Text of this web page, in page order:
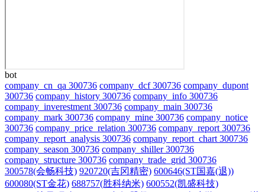
bot
company_cn_qa 300736 company_dcf 300736 company_dupont
300736 company_history 300736 company_info 300736
company_inverestment 300736 company_main 300736
company_mark 300736 company_mine 300736 company_notice
300736 company_price_relation 300736 company_report 300736
company_report_analysis 300736 company_report_chart 300736
company_season 300736 company_shiller 300736
company_structure 300736 company_trade_grid 300736
300578(会畅科技) 920720(吉冈精密) 600646(ST国嘉(退))
600080(ST金花) 688757(胜科纳米) 600552(凯盛科技)